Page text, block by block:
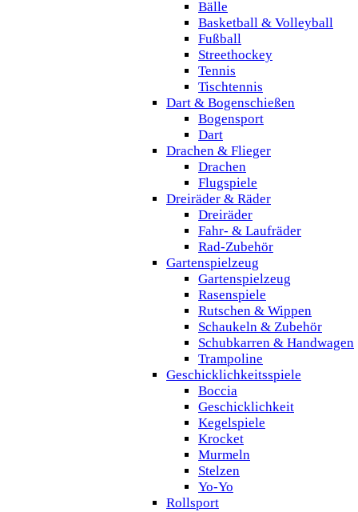
Bälle
Basketball & Volleyball
Fußball
Streethockey
Tennis
Tischtennis
Dart & Bogenschießen
Bogensport
Dart
Drachen & Flieger
Drachen
Flugspiele
Dreiräder & Räder
Dreiräder
Fahr- & Laufräder
Rad-Zubehör
Gartenspielzeug
Gartenspielzeug
Rasenspiele
Rutschen & Wippen
Schaukeln & Zubehör
Schubkarren & Handwagen
Trampoline
Geschicklichkeitsspiele
Boccia
Geschicklichkeit
Kegelspiele
Krocket
Murmeln
Stelzen
Yo-Yo
Rollsport